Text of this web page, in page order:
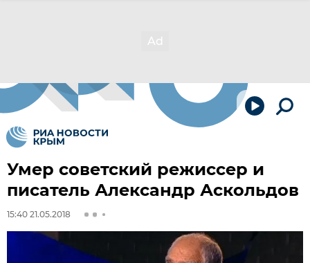
Умер советский режиссер и
писатель Александр Аскольдов
15:40 21.05.2018